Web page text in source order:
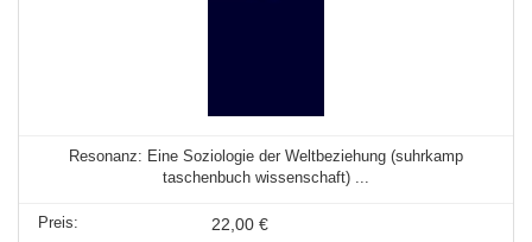
Resonanz: Eine Soziologie der Weltbeziehung (suhrkamp
taschenbuch wissenschaft) ...
22,00 €